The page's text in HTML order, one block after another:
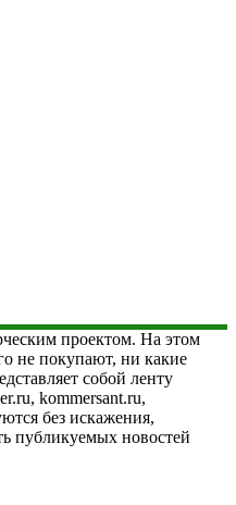
проектом. На этом
не покупают, ни какие
собой ленту
kommersant.ru,
без искажения,
публикуемых новостей